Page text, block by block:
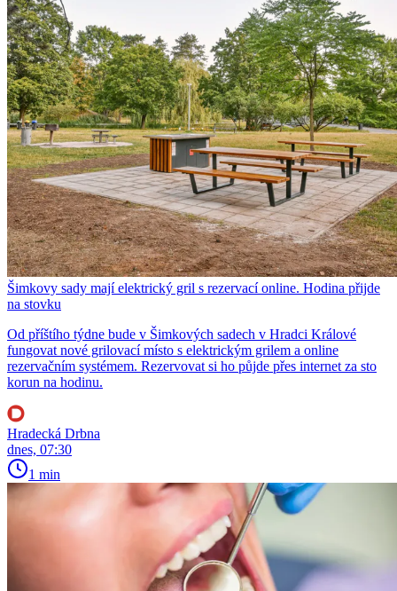
Šimkovy sady mají elektrický gril s rezervací online. Hodina přijde
na stovku
Od příštího týdne bude v Šimkových sadech v Hradci Králové
fungovat nové grilovací místo s elektrickým grilem a online
rezervačním systémem. Rezervovat si ho půjde přes internet za sto
korun na hodinu.
Hradecká Drbna
dnes, 07:30
1 min